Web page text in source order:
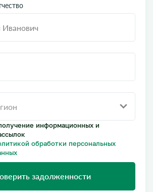
информационных и
обработки персональных
задолженности